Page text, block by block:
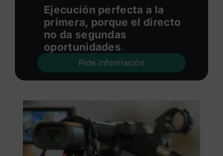
Ejecución perfecta a la
primera, porque el directo
no da segundas
oportunidades.
Pide información